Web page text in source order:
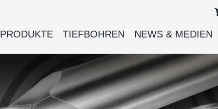
PRODUKTE TIEFBOHREN NEWS & MEDIEN